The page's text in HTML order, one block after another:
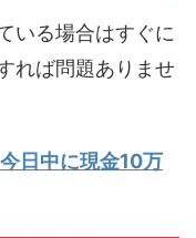
いる場合はすぐに
れば問題ありませ
日中に現金10万